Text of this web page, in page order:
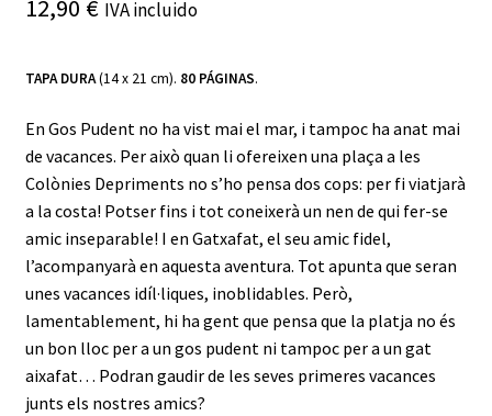
12,90 € IVA incluido
TAPA DURA(14 x 21 cm). 80 PÁGINAS.
En Gos Pudent no ha vist mai el mar, i tampoc ha anat mai
de vacances. Per això quan li ofereixen una plaça a les
Colònies Depriments no s’ho pensa dos cops: per fi viatjarà
a la costa! Potser fins i tot coneixerà un nen de qui fer-se
amic inseparable! I en Gatxafat, el seu amic fidel,
l’acompanyarà en aquesta aventura. Tot apunta que seran
unes vacances idíl·liques, inoblidables. Però,
lamentablement, hi ha gent que pensa que la platja no és
un bon lloc per a un gos pudent ni tampoc per a un gat
aixafat… Podran gaudir de les seves primeres vacances
junts els nostres amics?